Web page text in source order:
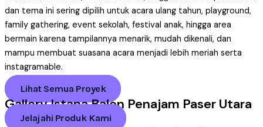
dan tema ini sering dipilih untuk acara ulang tahun, playground,
family gathering, event sekolah, festival anak, hingga area
bermain karena tampilannya menarik, mudah dikenali, dan
mampu membuat suasana acara menjadi lebih meriah serta
instagramable.
Lihat Semua Proyek
Gallery Istana Balon Penajam Paser Utara
Jelajahi Produk Kami